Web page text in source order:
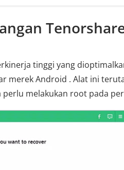
tinggi yang
merek Android . Alat ini
melakukan root pada